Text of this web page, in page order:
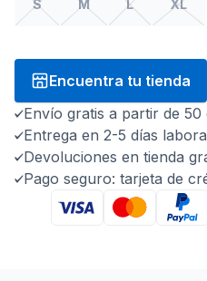
S M L XL
Encuentra tu tienda
Envío gratis a partir de 50
Entrega en 2-5 días
Devoluciones en tienda
Pago seguro: tarjeta de